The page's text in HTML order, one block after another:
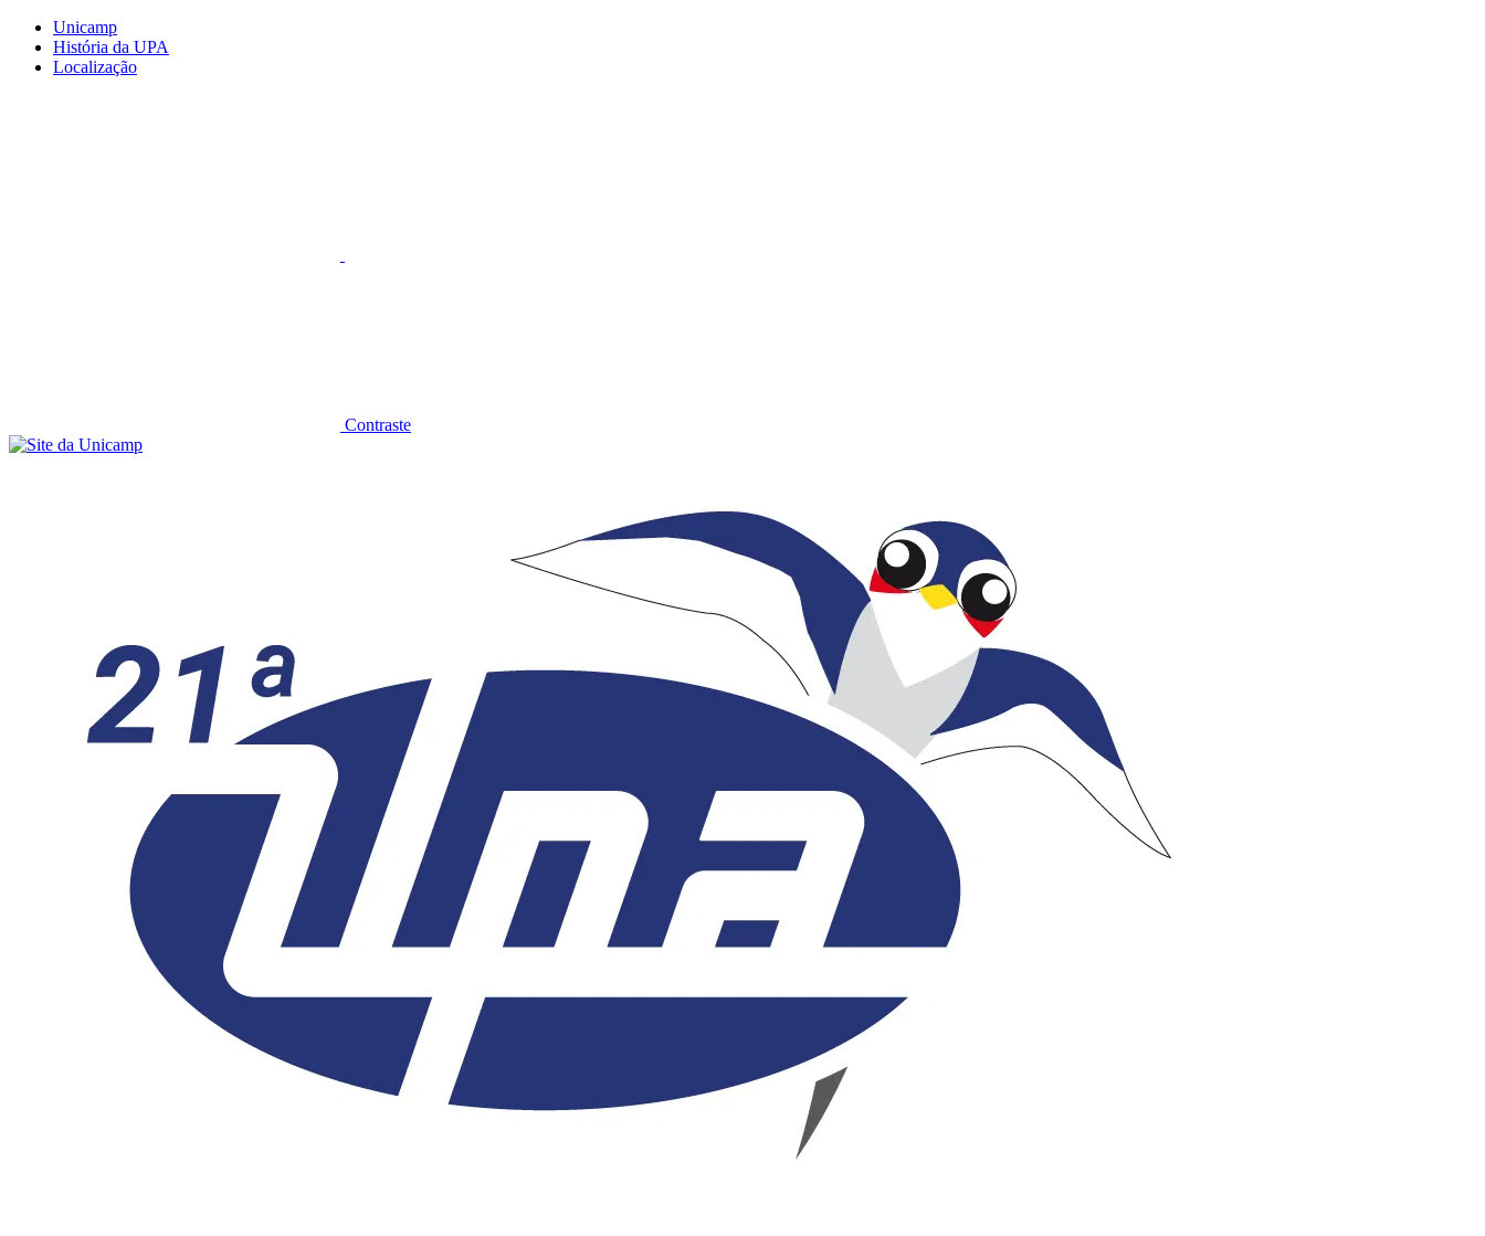
Conteúdo principal
Unicamp
História da UPA
Localização
Contraste